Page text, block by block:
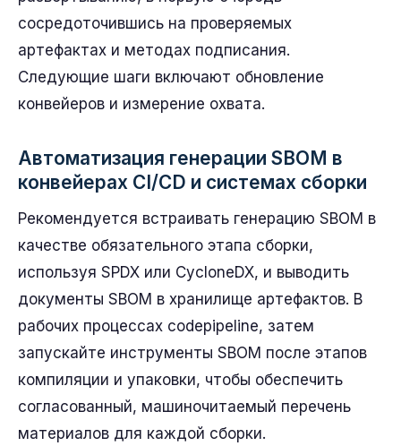
сосредоточившись на проверяемых
артефактах и методах подписания.
Следующие шаги включают обновление
конвейеров и измерение охвата.
Автоматизация генерации SBOM в
конвейерах CI/CD и системах сборки
Рекомендуется встраивать генерацию SBOM в
качестве обязательного этапа сборки,
используя SPDX или CycloneDX, и выводить
документы SBOM в хранилище артефактов. В
рабочих процессах codepipeline, затем
запускайте инструменты SBOM после этапов
компиляции и упаковки, чтобы обеспечить
согласованный, машиночитаемый перечень
материалов для каждой сборки.